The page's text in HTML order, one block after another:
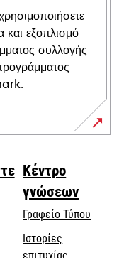
και εξοπλισμό
συλλογής
Κέντρο
γνώσεων
Γραφείο Τύπου
Ιστορίες